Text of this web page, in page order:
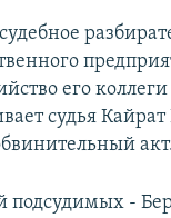
его
судья
подсудимых -